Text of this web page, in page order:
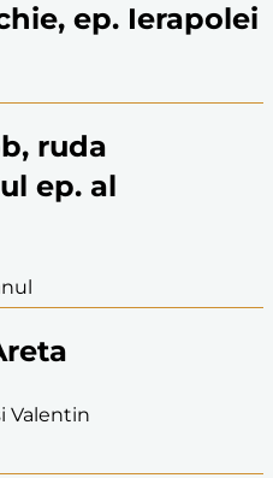
ep. Ierapolei
ruda
ep. al
Valentin